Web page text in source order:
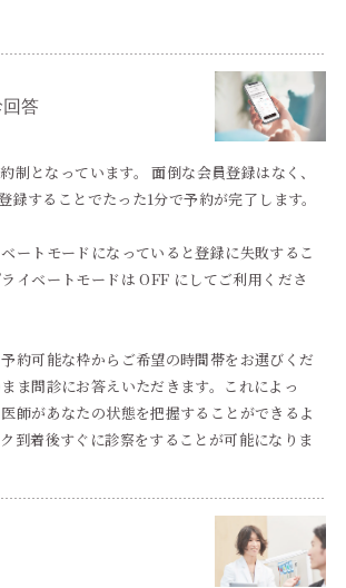
答
制となっています。 面倒な会員登録はなく、
することでたった1分で予約が完了します。
ベートモードになっていると登録に失敗するこ
イベートモードは OFF にしてご利用くださ
約可能な枠からご希望の時間帯をお選びくだ
ま問診にお答えいただきます。これによっ
師があなたの状態を把握することができるよ
到着後すぐに診察をすることが可能になりま